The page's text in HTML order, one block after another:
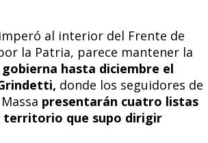
al interior del Frente de
la Patria, parece mantener la
hasta diciembre el
donde los seguidores de
presentarán cuatro listas
territorio que supo dirigir